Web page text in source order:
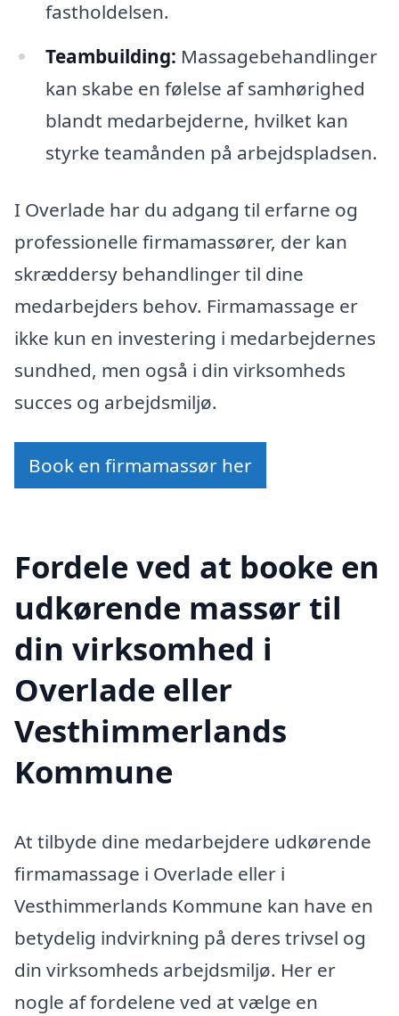
fastholdelsen.
Teambuilding: Massagebehandlinger
kan skabe en følelse af samhørighed
blandt medarbejderne, hvilket kan
styrke teamånden på arbejdspladsen.
I Overlade har du adgang til erfarne og
professionelle firmamassører, der kan
skræddersy behandlinger til dine
medarbejders behov. Firmamassage er
ikke kun en investering i medarbejdernes
sundhed, men også i din virksomheds
succes og arbejdsmiljø.
Book en firmamassør her
Fordele ved at booke en
udkørende massør til
din virksomhed i
Overlade eller
Vesthimmerlands
Kommune
At tilbyde dine medarbejdere udkørende
firmamassage i Overlade eller i
Vesthimmerlands Kommune kan have en
betydelig indvirkning på deres trivsel og
din virksomheds arbejdsmiljø. Her er
nogle af fordelene ved at vælge en